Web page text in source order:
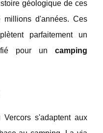
géologique de ces
millions d'années. Ces
parfaitement un
pour un camping
s'adaptent aux